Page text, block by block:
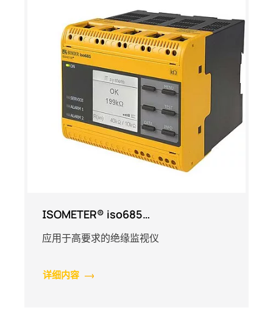
ISOMETER® iso685…
应用于高要求的绝缘监视仪
详细内容